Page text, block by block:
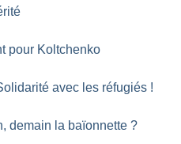
pour Koltchenko
avec les réfugiés !
demain la baïonnette ?